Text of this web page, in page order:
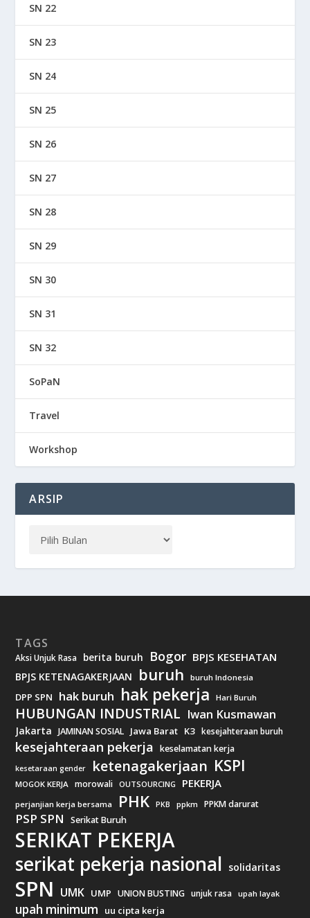
SN 22
SN 23
SN 24
SN 25
SN 26
SN 27
SN 28
SN 29
SN 30
SN 31
SN 32
SoPaN
Travel
Workshop
ARSIP
TAGS
Aksi Unjuk Rasa berita buruh Bogor BPJS KESEHATAN
BPJS KETENAGAKERJAAN buruh buruh Indonesia
DPP SPN hak buruh hak pekerja Hari Buruh
HUBUNGAN INDUSTRIAL Iwan Kusmawan
Jakarta JAMINAN SOSIAL Jawa Barat K3 kesejahteraan buruh
kesejahteraan pekerja keselamatan kerja
kesetaraan gender ketenagakerjaan KSPI
MOGOK KERJA morowali OUTSOURCING PEKERJA
perjanjian kerja bersama PHK PKB ppkm PPKM darurat
PSP SPN Serikat Buruh
SERIKAT PEKERJA
serikat pekerja nasional solidaritas
SPN UMK UMP UNION BUSTING unjuk rasa upah layak
upah minimum uu cipta kerja